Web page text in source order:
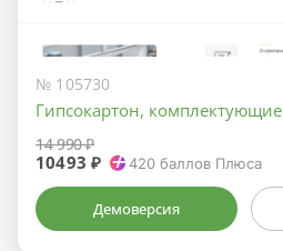
№ 105730
Гипсокартон, комплектующие
14 990 ₽
10493 ₽ 420 баллов Плюса
Демоверсия